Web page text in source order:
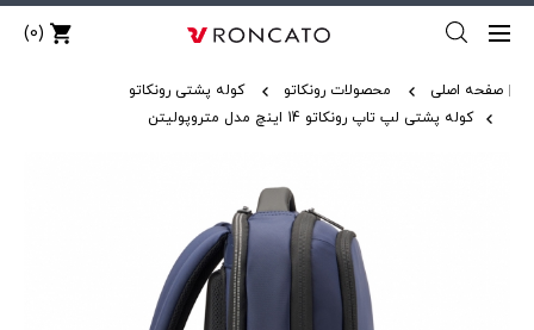
(0)
صفحه اصلی محصولات رونکاتو
کوله پشتی رونکاتو
کوله پشتی لپ تاپ رونکاتو 14 اینچ مدل متروپولیتن